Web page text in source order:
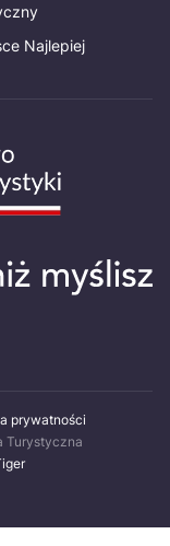
Najlepiej
prywatności
Turystyczna